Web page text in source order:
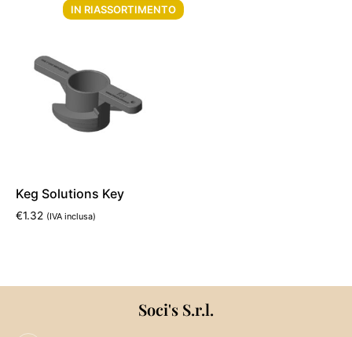
IN RIASSORTIMENTO
Keg Solutions Key
€1.32 (IVA inclusa)
Soci's S.r.l.